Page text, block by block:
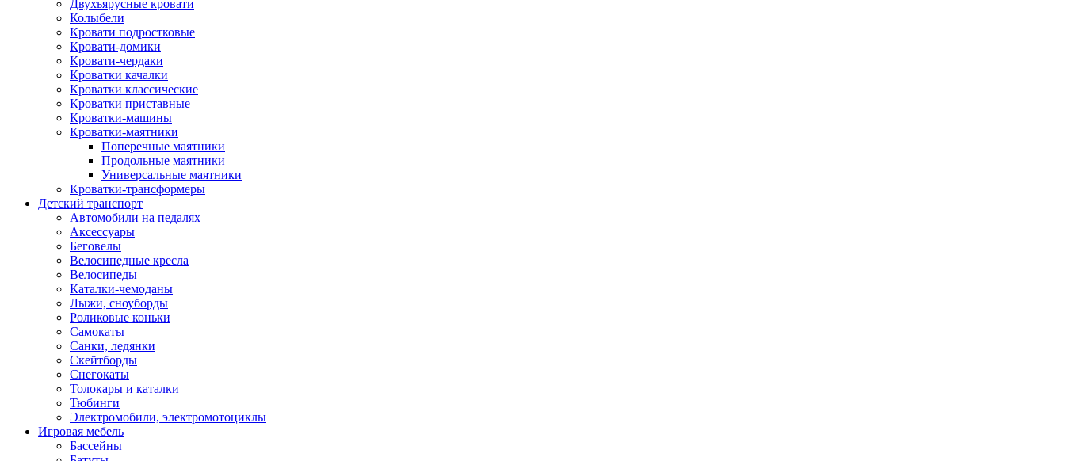
Двухъярусные кровати
Колыбели
Кровати подростковые
Кровати-домики
Кровати-чердаки
Кроватки качалки
Кроватки классические
Кроватки приставные
Кроватки-машины
Кроватки-маятники
Поперечные маятники
Продольные маятники
Универсальные маятники
Кроватки-трансформеры
Детский транспорт
Автомобили на педалях
Аксессуары
Беговелы
Велосипедные кресла
Велосипеды
Каталки-чемоданы
Лыжи, сноуборды
Роликовые коньки
Самокаты
Санки, ледянки
Скейтборды
Снегокаты
Толокары и каталки
Тюбинги
Электромобили, электромотоциклы
Игровая мебель
Бассейны